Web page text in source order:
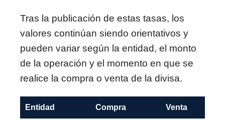
Tras la publicación de estas tasas, los
valores continúan siendo orientativos y
pueden variar según la entidad, el monto
de la operación y el momento en que se
realice la compra o venta de la divisa.
Entidad Compra Venta